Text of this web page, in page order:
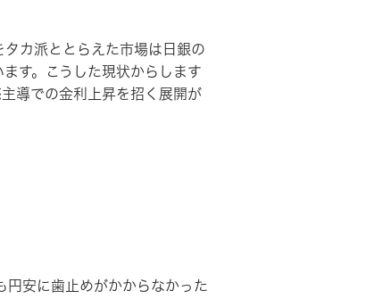
カ派ととらえた市場は日銀の
す。こうした現状からします
導での金利上昇を招く展開が
安に歯止めがかからなかった